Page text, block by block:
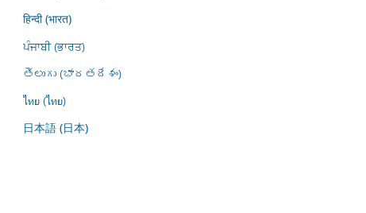
हिन्दी (भारत)
ਪੰਜਾਬੀ (ਭਾਰਤ)
తెలుగు (భారతదేశం)
ไทย (ไทย)
日本語 (日本)